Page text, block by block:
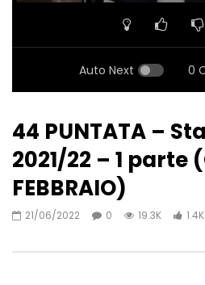
Auto Next 0
44 PUNTATA –
2021/22 – 1 parte
FEBBRAIO)
21/06/2022 0 19.3K 1.4K